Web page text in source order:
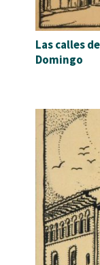
Las calles
Domingo